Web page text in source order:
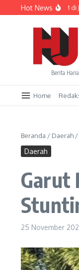
Lewati ke konten
Hot News
Kredit UMKM di Jawa
Berita
Home
Beranda / Daerah /
Daerah
Garut
25 November